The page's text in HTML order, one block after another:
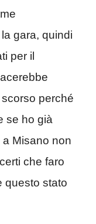
gara, quindi
per il
scorso perché
se ho già
Misano non
che faro
questo stato